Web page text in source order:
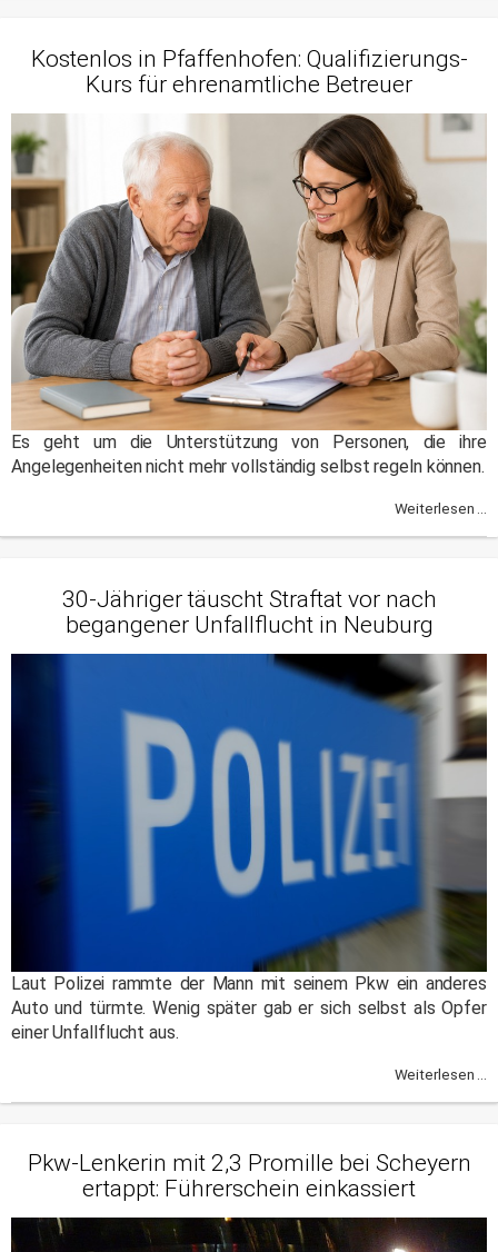
Kostenlos in Pfaffenhofen: Qualifizierungs-
Kurs für ehrenamtliche Betreuer
Es geht um die Unterstützung von Personen, die ihre
Angelegenheiten nicht mehr vollständig selbst regeln können.
Weiterlesen ...
30-Jähriger täuscht Straftat vor nach
begangener Unfallflucht in Neuburg
Laut Polizei rammte der Mann mit seinem Pkw ein anderes
Auto und türmte. Wenig später gab er sich selbst als Opfer
einer Unfallflucht aus.
Weiterlesen ...
Pkw-Lenkerin mit 2,3 Promille bei Scheyern
ertappt: Führerschein einkassiert